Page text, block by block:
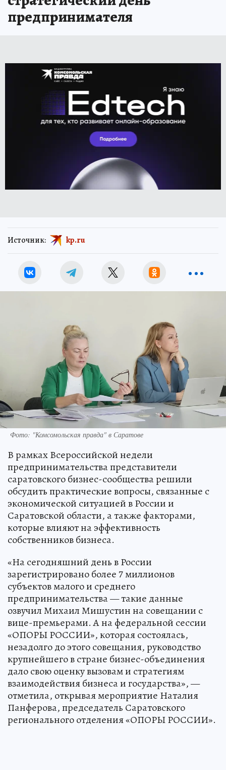
предпринимателя
Источник: kp.ru
Фото: "Комсомольская правда" в Саратове
В рамках Всероссийской недели
предпринимательства представители
саратовского бизнес-сообщества решили
обсудить практические вопросы, связанные с
экономической ситуацией в России и
Саратовской области, а также факторами,
которые влияют на эффективность
собственников бизнеса.
«На сегодняшний день в России
зарегистрировано более 7 миллионов
субъектов малого и среднего
предпринимательства — такие данные
озвучил Михаил Мишустин на совещании с
вице-премьерами. А на федеральной сессии
«ОПОРЫ РОССИИ», которая состоялась,
незадолго до этого совещания, руководство
крупнейшего в стране бизнес-объединения
дало свою оценку вызовам и стратегиям
взаимодействия бизнеса и государства», —
отметила, открывая мероприятие Наталия
Панферова, председатель Саратовского
регионального отделения «ОПОРЫ РОССИИ».